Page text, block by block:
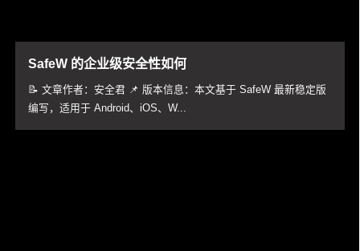
SafeW 的企业级安全性如何
📝 文章作者：安全君 📌 版本信息：本文基于 SafeW 最新稳定版
编写，适用于 Android、iOS、W...